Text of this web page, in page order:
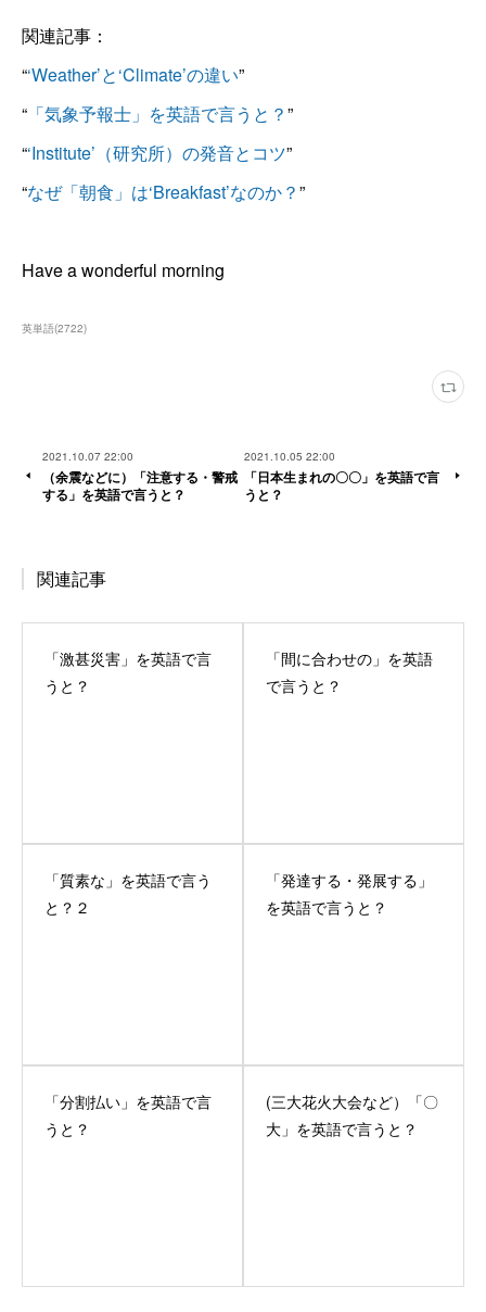
関連記事：
“‘Weather’と‘Climate’の違い”
“ 「気象予報士」を英語で言うと？”
“‘Institute’（研究所）の発音とコツ”
“なぜ「朝食」は‘Breakfast’なのか？”
Have a wonderful morning
英単語(2722)
2021.10.07 22:00
（余震などに）「注意する・警戒
する」を英語で言うと？
2021.10.05 22:00
「日本生まれの〇〇」を英語で言
うと？
関連記事
「激甚災害」を英語で言
うと？
「間に合わせの」を英語
で言うと？
「質素な」を英語で言う
と？２
「発達する・発展する」
を英語で言うと？
「分割払い」を英語で言
うと？
(三大花火大会など）「〇
大」を英語で言うと？